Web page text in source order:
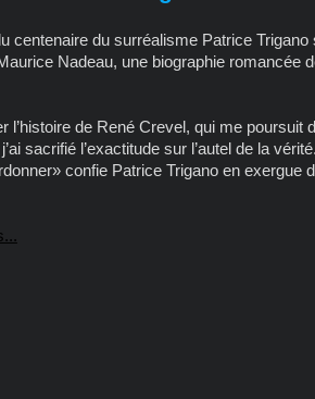
centenaire du surréalisme Patrice Trigano
Nadeau, une biographie romancée
l’histoire de René Crevel, qui me poursuit
sacrifié l’exactitude sur l’autel de la
confie Patrice Trigano en exergue